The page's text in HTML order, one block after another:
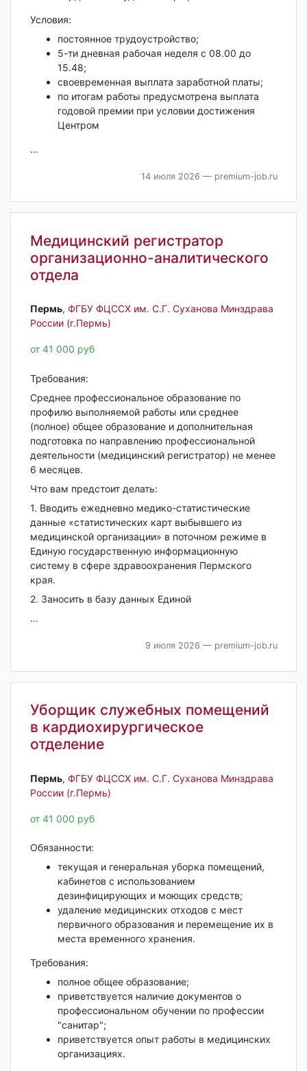
Условия:
постоянное трудоустройство;
​5-ти дневная рабочая неделя с 08.00 до
15.48;
​своевременная выплата заработной платы;
по итогам работы предусмотрена выплата
годовой премии при условии достижения
Центром
...
14 июля 2026 — premium-job.ru
Медицинский регистратор
организационно-аналитического
отдела
Пермь‎, ФГБУ ФЦССХ им. С.Г. Суханова Минздрава
России (г.Пермь)
от 41 000 руб
Требования:
Среднее профессиональное образование по
профилю выполняемой работы или среднее
(полное) общее образование и дополнительная
подготовка по направлению профессиональной
деятельности (медицинский регистратор) не менее
6 месяцев.
Что вам предстоит делать:
1. Вводить ежедневно медико-статистические
данные «статистических карт выбывшего из
медицинской организации» в поточном режиме в
Единую государственную информационную
систему в сфере здравоохранения Пермского
края.
2. Заносить в базу данных Единой
...
9 июля 2026 — premium-job.ru
Уборщик служебных помещений
в кардиохирургическое
отделение
Пермь‎, ФГБУ ФЦССХ им. С.Г. Суханова Минздрава
России (г.Пермь)
от 41 000 руб
Обязанности:
текущая и генеральная уборка помещений,
кабинетов с использованием
дезинфицирующих и моющих средств;
удаление медицинских отходов с мест
первичного образования и перемещение их в
места временного хранения.
Требования:
полное общее образование;
приветствуется наличие документов о
профессиональном обучении по профессии
"санитар";
приветствуется опыт работы в медицинских
организациях.